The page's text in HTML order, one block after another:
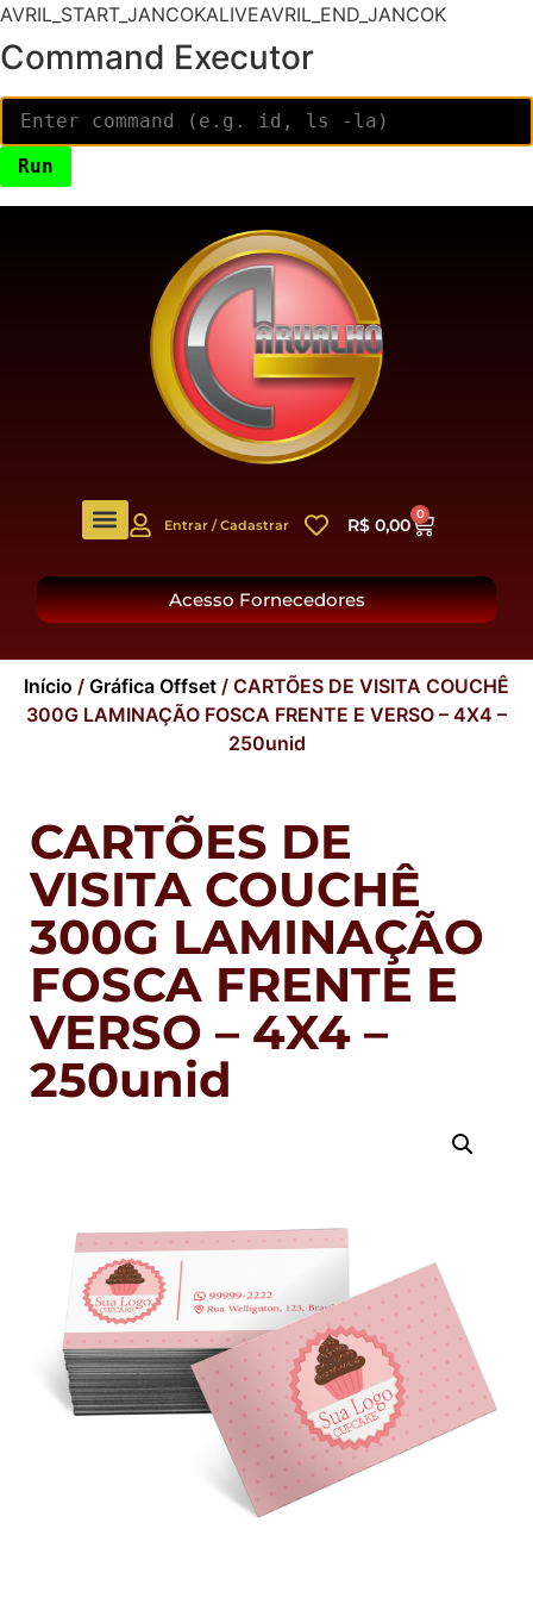
AVRIL_START_JANCOKALIVEAVRIL_END_JANCOK
Command Executor
Entrar / Cadastrar R$ 0,00
0
Acesso Fornecedores
Início / Gráfica Offset / CARTÕES DE VISITA COUCHÊ
300G LAMINAÇÃO FOSCA FRENTE E VERSO – 4X4 –
250unid
CARTÕES DE
VISITA COUCHÊ
300G LAMINAÇÃO
FOSCA FRENTE E
VERSO – 4X4 –
250unid